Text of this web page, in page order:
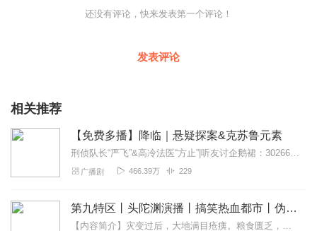
还没有评论，快来发表第一个评论！
发表评论
相关推荐
【免费多播】降临｜悬疑探案&克苏鲁元素
刑侦队长“严飞”&高冷法医“方止”|听友讨企鹅裙：302666867前排预警，本文为克苏鲁元素现代刑侦文，谢绝评论区案件剧透!...
广播剧 466.39万 229
第九特区丨头陀渊演播丨搞笑热血都市丨伪戒丨VIP免费多人有声剧
【内容简介】灾变过后，大地满目疮痍。粮食匮乏，资源紧俏，局势混乱……一位从待规划区杀出来的青年，背对着漫天黄沙，孤身来到九区谋生，却不曾想偶然结识三五好友，一念...